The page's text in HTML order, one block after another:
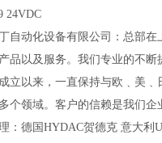
24VDC
自动化设备有限公司：总部
品以及服务。我们专业的不
立以来，一直保持与欧﹑美
个领域。客户的信赖是我们
：德国HYDAC贺德克 意大利